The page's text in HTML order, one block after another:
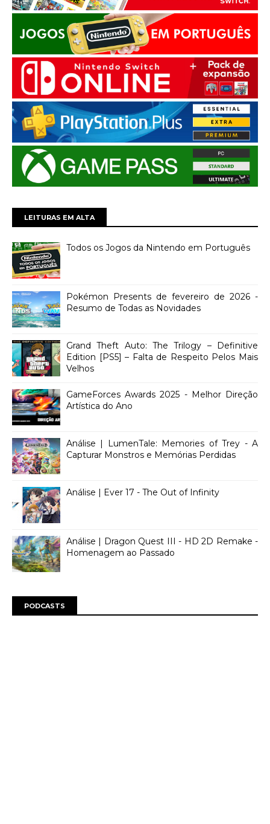
LEITURAS EM ALTA
Todos os Jogos da Nintendo em Português
Pokémon Presents de fevereiro de 2026 -
Resumo de Todas as Novidades
Grand Theft Auto: The Trilogy – Definitive
Edition [PS5] – Falta de Respeito Pelos Mais
Velhos
GameForces Awards 2025 - Melhor Direção
Artística do Ano
Análise | LumenTale: Memories of Trey - A
Capturar Monstros e Memórias Perdidas
Análise | Ever 17 - The Out of Infinity
Análise | Dragon Quest III - HD 2D Remake -
Homenagem ao Passado
PODCASTS